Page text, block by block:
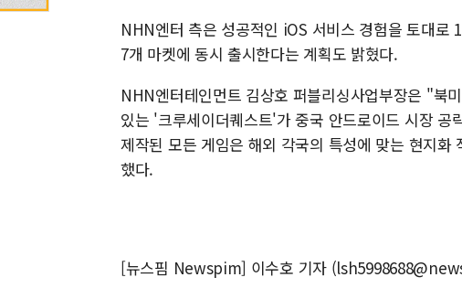
NHN엔터 측은 성공적인 iOS 서비스 경험을 토대로
7개 마켓에 동시 출시한다는 계획도 밝혔다.
NHN엔터테인먼트 김상호 퍼블리싱사업부장은 "북
있는 '크루세이더퀘스트'가 중국 안드로이드 시장
제작된 모든 게임은 해외 각국의 특성에 맞는 현지
했다.
[뉴스핌 Newspim] 이수호 기자